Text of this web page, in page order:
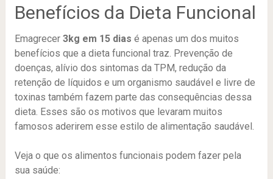
Benefícios da Dieta Funcional
Emagrecer 3kg em 15 dias é apenas um dos muitos
benefícios que a dieta funcional traz. Prevenção de
doenças, alívio dos sintomas da TPM, redução da
retenção de líquidos e um organismo saudável e livre de
toxinas também fazem parte das consequências dessa
dieta. Esses são os motivos que levaram muitos
famosos aderirem esse estilo de alimentação saudável.
Veja o que os alimentos funcionais podem fazer pela
sua saúde: